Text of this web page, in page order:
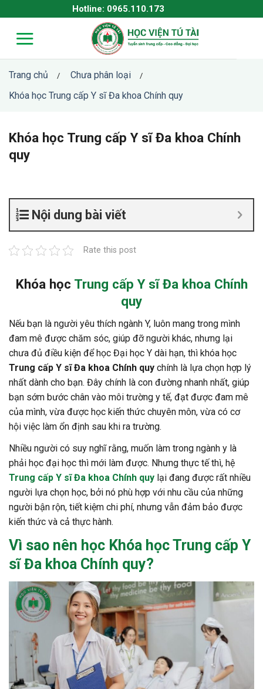
to
content
Hotline: 0965.110.173
Trang chủ / Chưa phân loại /
Khóa học Trung cấp Y sĩ Đa khoa Chính quy
Khóa học Trung cấp Y sĩ Đa khoa Chính
quy
Nội dung bài viết
Rate this post
Khóa học Trung cấp Y sĩ Đa khoa Chính
quy
Nếu bạn là người yêu thích ngành Y, luôn mang trong mình
đam mê được chăm sóc, giúp đỡ người khác, nhưng lại
chưa đủ điều kiện để học Đại học Y dài hạn, thì khóa học
Trung cấp Y sĩ Đa khoa Chính quy chính là lựa chọn hợp lý
nhất dành cho bạn. Đây chính là con đường nhanh nhất, giúp
bạn sớm bước chân vào môi trường y tế, đạt được đam mê
của mình, vừa được học kiến thức chuyên môn, vừa có cơ
hội việc làm ổn định sau khi ra trường.
Nhiều người có suy nghĩ rằng, muốn làm trong ngành y là
phải học đại học thì mới làm được. Nhưng thực tế thì, hệ
Trung cấp Y sĩ Đa khoa Chính quy lại đang được rất nhiều
người lựa chọn học, bởi nó phù hợp với nhu cầu của những
người bận rộn, tiết kiệm chi phí, nhưng vẫn đảm bảo được
kiến thức và cả thực hành.
Vì sao nên học Khóa họcTrung cấp Y
sĩ Đa khoa Chính quy?